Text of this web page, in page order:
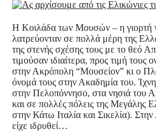
Η Κοιλάδα των Μουσών – η
λατρεύονταν σε πολλά μέρη της
της στενής σχέσης τους με το θεό
τιμούσαν ιδιαίτερα, προς τιμή τους
στην Ακρόπολη “Μουσείον” κι ο
όνομά τους στην Ακαδημία του.
στην Πελοπόννησο, στα νησιά του
και σε πολλές πόλεις της Μεγάλης
στην Κάτω Ιταλία και Σικελία).
είχε ιδρυθεί…